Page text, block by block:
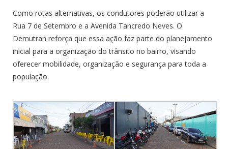
Como rotas alternativas, os condutores poderão utilizar a
Rua 7 de Setembro e a Avenida Tancredo Neves. O
Demutran reforça que essa ação faz parte do planejamento
inicial para a organização do trânsito no bairro, visando
oferecer mobilidade, organização e segurança para toda a
população.